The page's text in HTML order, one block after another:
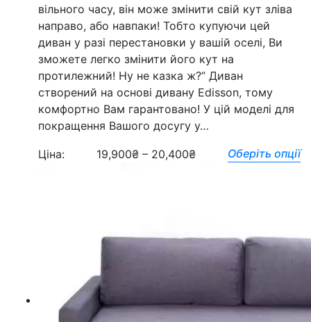
вільного часу, він може змінити свій кут зліва
направо, або навпаки! Тобто купуючи цей
диван у разі перестановки у вашій оселі, Ви
зможете легко змінити його кут на
протилежний! Ну не казка ж?” Диван
створений на основі дивану Edisson, тому
комфортно Вам гарантовано! У цій моделі для
покращення Вашого досугу у…
Ціна: 19,900₴ – 20,400₴ Оберіть опції